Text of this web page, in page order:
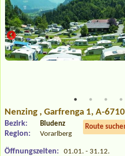
Nenzing , Garfrenga 1, A-6710
Route
Bezirk: Bludenz
Region: Vorarlberg
Öffnungszeiten: 01.01. - 31.12.